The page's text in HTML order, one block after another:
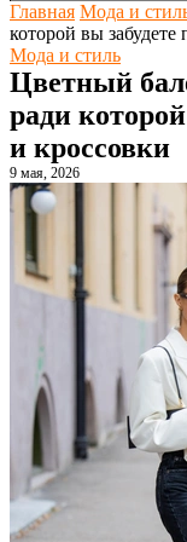
Главная Мода и
которой вы
Мода и стиль
Цветный
ради
и кроссовки
9 мая, 2026